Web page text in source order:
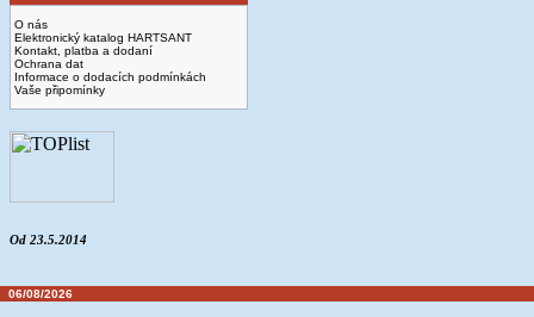
O nás
Elektronický katalog HARTSANT
Kontakt, platba a dodaní
Ochrana dat
Informace o dodacích podmínkách
Vaše připomínky
Od 23.5.2014
06/08/2026